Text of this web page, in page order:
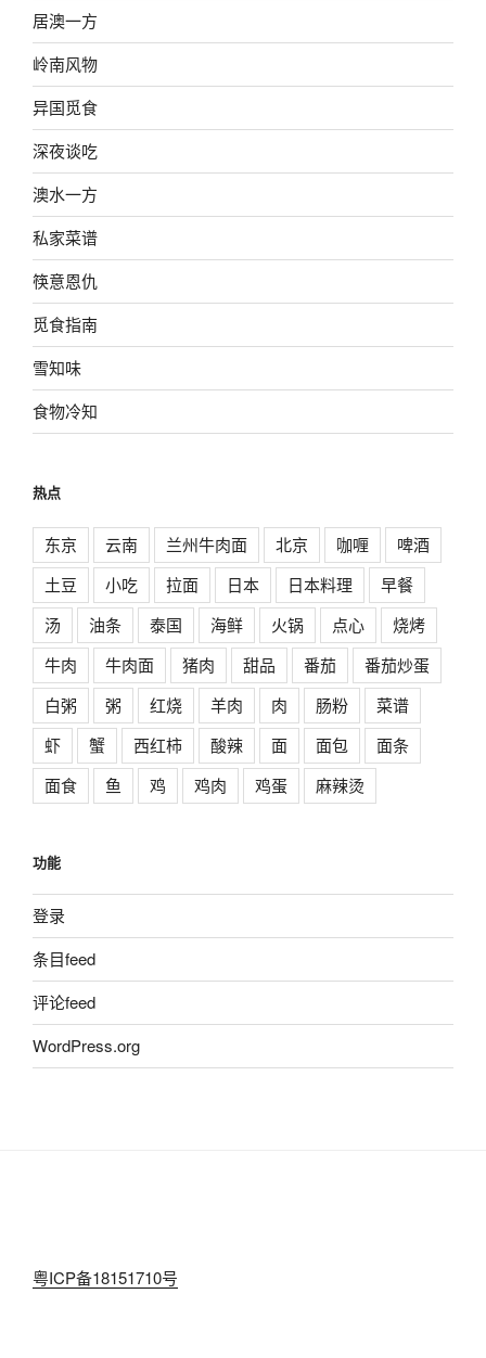
居澳一方
岭南风物
异国觅食
深夜谈吃
澳水一方
私家菜谱
筷意恩仇
觅食指南
雪知味
食物冷知
热点
东京 云南 兰州牛肉面 北京 咖喱
啤酒
土豆
小吃 拉面 日本 日本料理
早餐
汤
油条 泰国 海鲜 火锅 点心
烧烤
牛肉
牛肉面 猪肉 甜品 番茄
番茄炒蛋
白粥
粥 红烧 羊肉 肉 肠粉
菜谱
虾
蟹 西红柿 酸辣 面 面包
面条
面食
鱼 鸡 鸡肉 鸡蛋 麻辣烫
功能
登录
条目feed
评论feed
WordPress.org
粤ICP备18151710号